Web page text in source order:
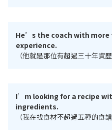
He’s the coach with
experience.
（他就是那位有超過三十年資歷
I’m looking for a recipe
ingredients.
（我在找食材不超過五種的食譜